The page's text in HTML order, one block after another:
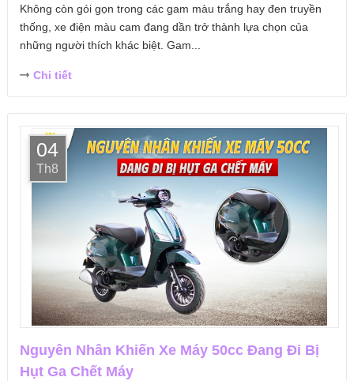
Không còn gói gọn trong các gam màu trắng hay đen truyền
thống, xe điện màu cam đang dần trở thành lựa chọn của
những người thích khác biệt. Gam...
Chi tiết
04
Th8
Nguyên Nhân Khiến Xe Máy 50cc Đang Đi Bị
Hụt Ga Chết Máy